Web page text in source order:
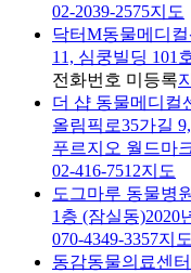
02-2039-2575지도
닥터M동물메디컬
11, 심쿵빌딩 101
전화번호 미등록
더 샵 동물메디컬
올림픽로35가길
푸르지오 월드마
02-416-7512지도
도그마루 동물병원
1층 (잠실동)2020
070-4349-3357지도
동감동물의료센터